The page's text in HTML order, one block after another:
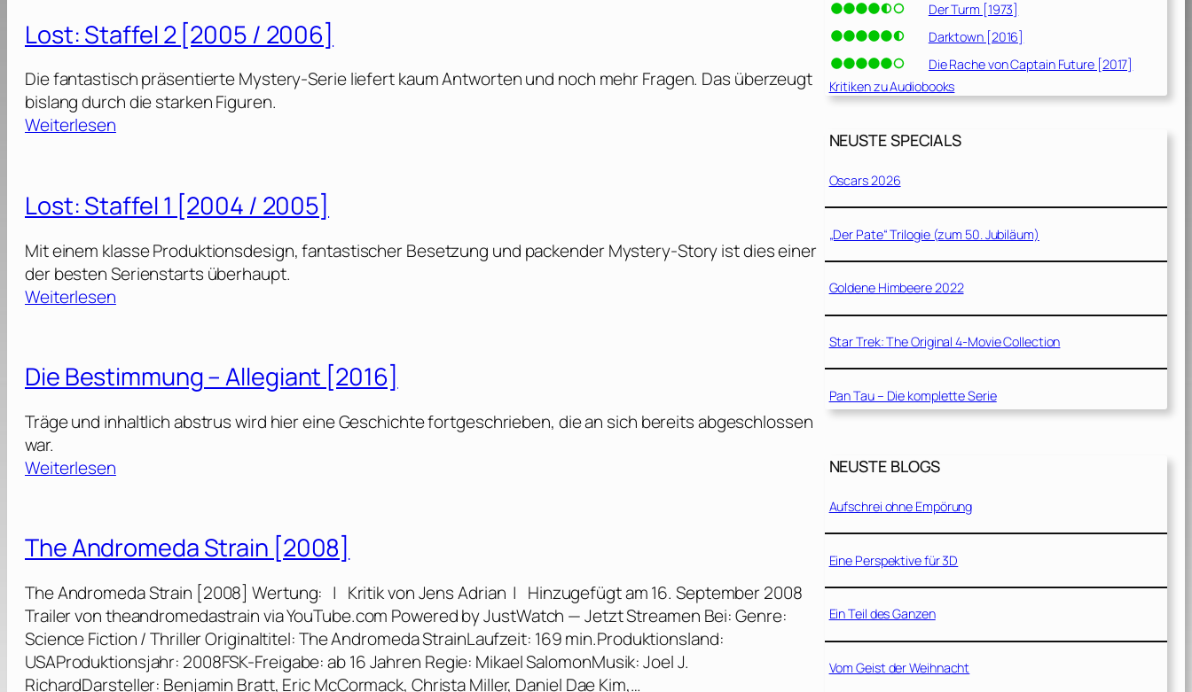
0
9
]
e
4
[
0
8
]
t
S
t
a
e
3
[
0
6
2
0
]
Lost: Staffel 2 [2005 / 2006]
Die fantastisch präsentierte Mystery-Serie liefert kaum Antworten und noch mehr Fragen. Das überzeugt
bislang durch die starken Figuren.
Weiterlesen:
t
S
t
a
e
[
0
5
/
2
0
0
Lost: Staffel 1 [2004 / 2005]
Mit einem klasse Produktionsdesign, fantastischer Besetzung und packender Mystery-Story ist dies einer
der besten Serienstarts überhaupt.
Weiterlesen:
s
t
:
S
a
e
1
[
2
0
Die Bestimmung – Allegiant [2016]
Träge und inhaltlich abstrus wird hier eine Geschichte fortgeschrieben, die an sich bereits abgeschlossen
war.
Weiterlesen:
B
s
t
i
m
The Andromeda Strain [2008]
The Andromeda Strain [2008] Wertung: | Kritik von Jens Adrian | Hinzugefügt am 16. September 2008
Trailer von theandromedastrain via YouTube.com Powered by JustWatch — Jetzt Streamen Bei: Genre:
Science Fiction / Thriller Originaltitel: The Andromeda StrainLaufzeit: 169 min.Produktionsland:
USAProduktionsjahr: 2008FSK-Freigabe: ab 16 Jahren Regie: Mikael SalomonMusik: Joel J.
RichardDarsteller: Benjamin Bratt, Eric McCormack, Christa Miller, Daniel Dae Kim,…
Der Turm [1973]
Darktown [2016]
Die Rache von Captain Future [2017]
Kritiken zu Audiobooks
NEUSTE SPECIALS
Oscars 2026
„Der Pate“ Trilogie (zum 50. Jubiläum)
Goldene Himbeere 2022
Star Trek: The Original 4-Movie Collection
Pan Tau – Die komplette Serie
NEUSTE BLOGS
Aufschrei ohne Empörung
Eine Perspektive für 3D
Ein Teil des Ganzen
Vom Geist der Weihnacht